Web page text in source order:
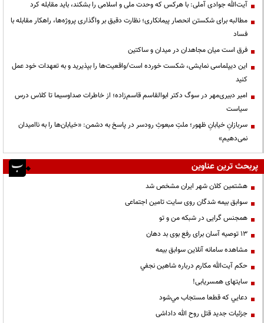
آیت‌الله جوادی آملی: با هرکس که وحدت ملی و اسلامی را بشکند، باید مقابله کرد
مطالبه برای شکستن انحصار پیمانکاری؛ نظارت دقیق بر واگذاری پروژه‌ها، راهکار مقابله با
فساد
فرق است میان مجاهدان در میدان و ساکتین
این دیپلماسی نمایشی، شکست خورده است/واقعیت‌ها را بپذیرید و به تعهدات خود عمل
کنید
امیر دبیری‌مهر در سوگ دکتر ابوالقاسم قاسم‌زاده؛ از خاطرات صداوسیما تا کلاس درس
سیاست
سربازانِ خیابانِ ظهور؛ ملتِ مبعوثِ رودسر در پاسخ به دشمن: «خیابان‌ها را به ناامیدان
نمی‌دهیم»
پربحث ترین عناوین
هشتمین کلان شهر ایران مشخص شد
سوابق بیمه شدگان روی سایت تامین اجتماعی
همجنس گرایی در شبکه من و تو
13 توصیه آسان برای رفع بوی بد دهان
مشاهده سامانه آنلاين سوابق بیمه
حكم آيت‌الله مكارم درباره شاهين نجفي
سایتهای همسریابی!
دعايي كه قطعا مستجاب مي‌شود
جزئیات جدید قتل روح الله داداشی